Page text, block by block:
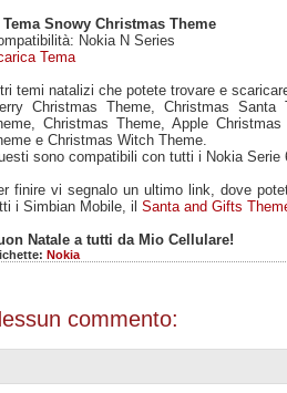
Tema Snowy Christmas Theme
Nokia N Series
Tema
temi natalizi che potete trovare e
Christmas Theme, Christmas
Christmas Theme, Apple
e Christmas Witch Theme.
sono compatibili con tutti i Nokia Serie
finire vi segnalo un ultimo link, dove
i Simbian Mobile, il Santa and Gifts
Natale a tutti da Mio Cellulare!
Nokia
commento: